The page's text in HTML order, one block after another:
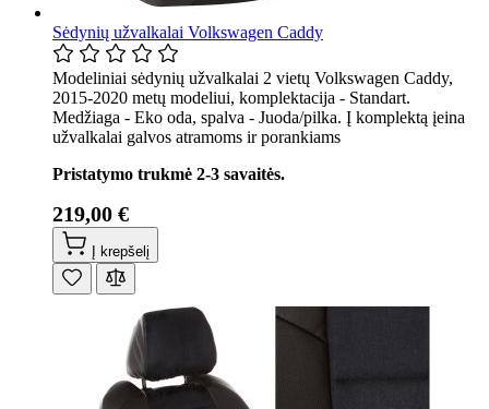
Sėdynių užvalkalai Volkswagen Caddy
Modeliniai sėdynių užvalkalai 2 vietų Volkswagen Caddy,
2015-2020 metų modeliui, komplektacija - Standart.
Medžiaga - Eko oda, spalva - Juoda/pilka. Į komplektą įeina
užvalkalai galvos atramoms ir porankiams
Pristatymo trukmė 2-3 savaitės.
219,00 €
Į krepšelį